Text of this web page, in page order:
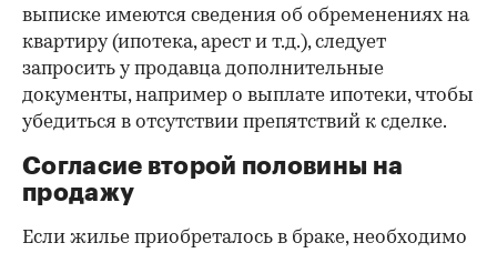
выписке имеются сведения об обременениях на
квартиру (ипотека, арест и т.д.), следует
запросить у продавца дополнительные
документы, например о выплате ипотеки, чтобы
убедиться в отсутствии препятствий к сделке.
Согласие второй половины на
продажу
Если жилье приобреталось в браке, необходимо